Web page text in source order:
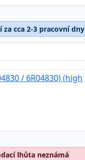
cca 2-3 pracovní dny
/ 6R04830) (high
lhůta neznámá